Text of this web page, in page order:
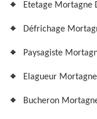
Etetage Mortagne
Défrichage
Paysagiste
Elagueur
Bucheron